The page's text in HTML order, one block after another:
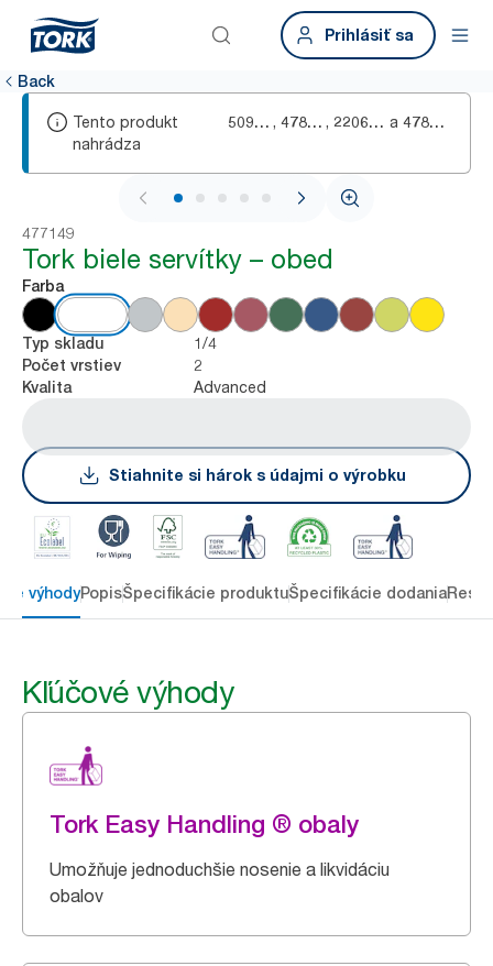
Prihlásiť sa
Back
Tento produkt
nahrádza
509210 , 478551 , 2206017 a 478591
1 / 5
477149
Tork biele servítky – obed
Farba
Typ skladu 1/4
Počet vrstiev 2
Kvalita Advanced
Stiahnite si hárok s údajmi o výrobku
výhodyPopisŠpecifikácie produktuŠpecifikácie dodania
Kľúčové výhody
Tork Easy Handling ® obaly
Umožňuje jednoduchšie nosenie a likvidáciu
obalov